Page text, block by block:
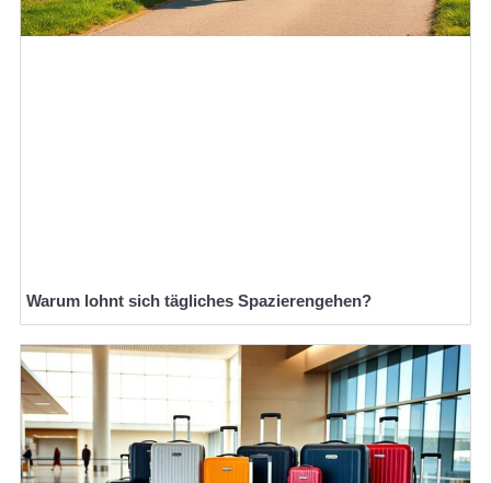
Warum lohnt sich tägliches Spazierengehen?